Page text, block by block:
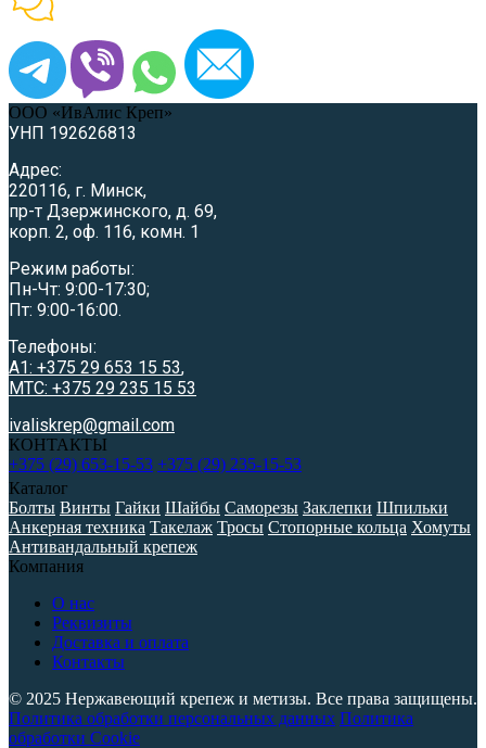
ООО «ИвАлис Креп»
УНП 192626813
Адрес:
220116, г. Минск,
пр-т Дзержинского, д. 69,
корп. 2, оф. 116, комн. 1
Режим работы:
Пн-Чт: 9:00-17:30;
Пт: 9:00-16:00.
Телефоны:
A1: +375 29 653 15 53,
МТС: +375 29 235 15 53
ivaliskrep@gmail.com
КОНТАКТЫ
+375 (29) 653-15-53 +375 (29) 235-15-53
Каталог
Болты Винты Гайки Шайбы Саморезы Заклепки Шпильки
Анкерная техника Такелаж Тросы Стопорные кольца Хомуты
Антивандальный крепеж
Компания
О нас
Реквизиты
Доставка и оплата
Контакты
© 2025 Нержавеющий крепеж и метизы. Все права защищены.
Политика обработки персональных данных Политика
обработки Cookie